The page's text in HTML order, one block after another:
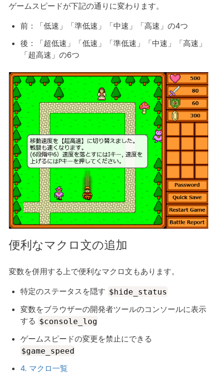
ゲームスピードが下記の通りに変わります。
前：「低速」「準低速」「中速」「高速」の4つ
後：「超低速」「低速」「準低速」「中速」「高速」
「超高速」の6つ
便利なマクロ文の追加
変数を併用する上で便利なマクロ文もあります。
特定のステータスを隠す $hide_status
変数をブラウザーの開発者ツールのコンソールに表示
する $console_log
ゲームスピードの変更を禁止にできる
$game_speed
4. マクロ一覧